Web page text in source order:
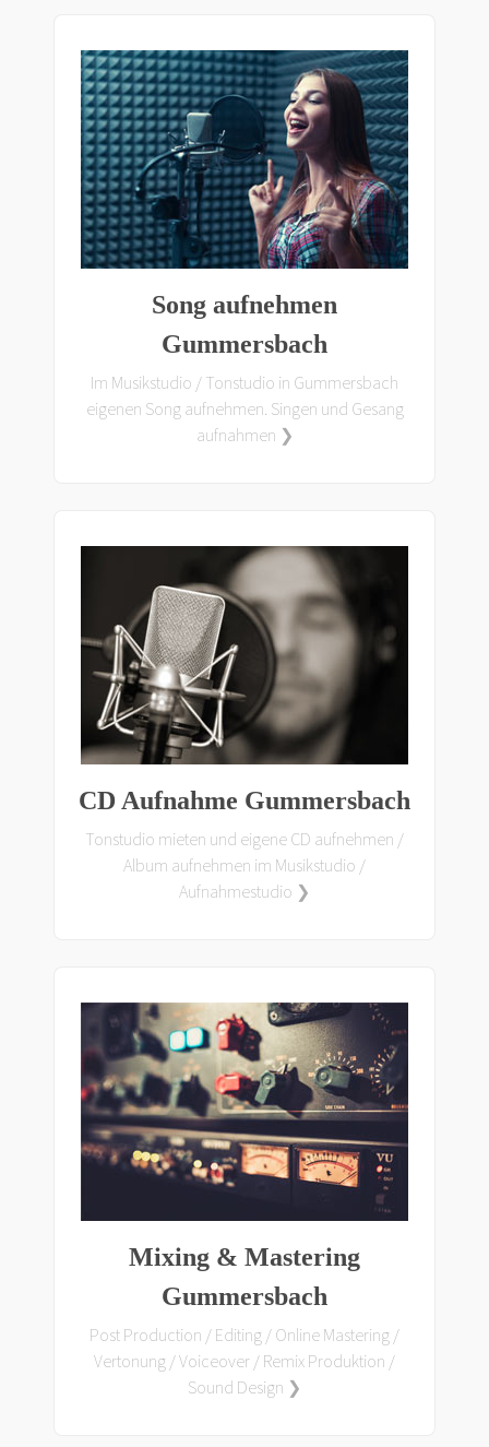
Song aufnehmen
Gummersbach
Im Musikstudio / Tonstudio in Gummersbach
eigenen Song aufnehmen. Singen und Gesang
aufnahmen ❯
CD Aufnahme Gummersbach
Tonstudio mieten und eigene CD aufnehmen /
Album aufnehmen im Musikstudio /
Aufnahmestudio ❯
Mixing & Mastering
Gummersbach
Post Production / Editing / Online Mastering /
Vertonung / Voiceover / Remix Produktion /
Sound Design ❯